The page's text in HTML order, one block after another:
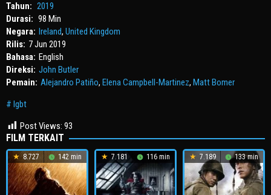
Tahun: 2019
Durasi: 98 Min
Negara: Ireland, United Kingdom
Rilis: 7 Jun 2019
Bahasa: English
Direksi: John Butler
Pemain: Alejandro Patiño, Elena Campbell-Martinez, Matt Bomer
lgbt
Post Views: 93
FILM TERKAIT
8.727 142 min 7.181 116 min 7.189 133 min